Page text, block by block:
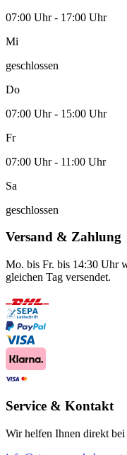
07:00 Uhr - 17:00 Uhr
Mi
geschlossen
Do
07:00 Uhr - 15:00 Uhr
Fr
07:00 Uhr - 11:00 Uhr
Sa
geschlossen
Versand & Zahlung
Mo. bis Fr. bis 14:30 Uhr
gleichen Tag versendet.
Service & Kontakt
Wir helfen Ihnen direkt bei